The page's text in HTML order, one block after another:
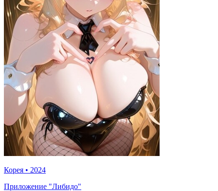
Корея • 2024
Приложение "Либидо"